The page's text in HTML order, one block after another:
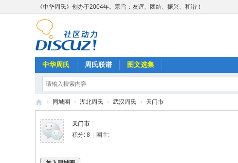
《中华周氏》创办于2004年。宗旨：友谊、团结、振兴、和谐！
中华周氏 周氏联谱 图文选集
中
华
周
› 同城圈 › 湖北周氏 › 武汉周氏 › 天门市
天门市
积分: 8 圈主: